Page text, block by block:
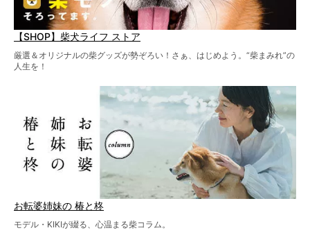
【SHOP】柴犬ライフ ストア
厳選＆オリジナルの柴グッズが勢ぞろい！さぁ、はじめよう。“柴まみれ”の
人生を！
お転婆姉妹の 椿と柊
モデル・KIKIが綴る、心温まる柴コラム。